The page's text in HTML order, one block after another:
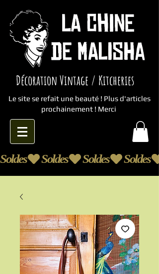
Décoration Vintage / Kitcheries
Le site se refait une beauté ! Plus d'articles
prochainement ! Merci
Soldes